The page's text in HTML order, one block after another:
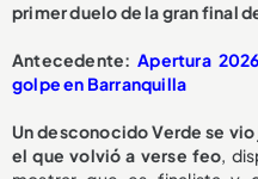
primer duelo de la gran final
Antecedente:Apertura
golpe en Barranquilla
Un desconocido Verde se
el que volvió a verse feo,